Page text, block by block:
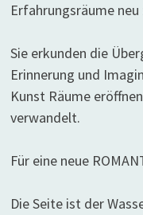
Erfahrungsräume
Sie erkunden die
Erinnerung und
Kunst Räume
verwandelt.
Für eine neue
Die Seite ist der